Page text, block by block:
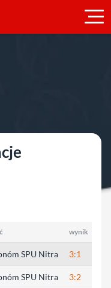
wynik
SPU Nitra 3:1
SPU Nitra 3:2